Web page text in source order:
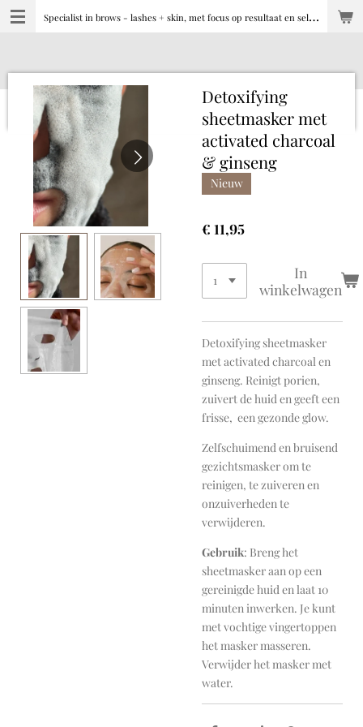
Ga
direct
de
hoofdinhoud
S
pecialist in brows - lashes + skin, met focus op resultaat en selfcare
Detoxifying
sheetmasker met
activated charcoal
& ginseng
Nieuw
€ 11,95
In
winkelwagen
Detoxifying sheetmasker
met activated charcoal en
ginseng. Reinigt porien,
zuivert de huid en geeft een
frisse, een gezonde glow.
Zelfschuimend en bruisend
gezichtsmasker om te
reinigen, te zuiveren en
onzuiverheden te
verwijderen.
Gebruik: Breng het
sheetmasker aan op een
gereinigde huid en laat 10
minuten inwerken. Je kunt
met vochtige vingertoppen
het masker masseren.
Verwijder het masker met
water.